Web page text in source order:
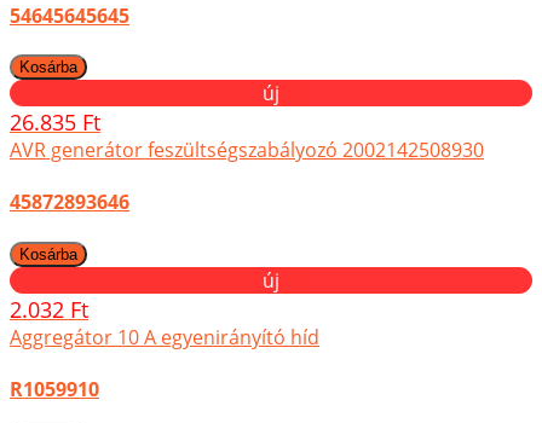
54645645645
új
26.835 Ft
AVR generátor feszültségszabályozó 2002142508930
45872893646
új
2.032 Ft
Aggregátor 10 A egyenirányító híd
R1059910